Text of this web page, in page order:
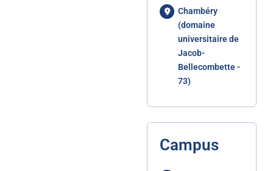
Chambéry
(domaine
universitaire de
Jacob-
Bellecombette -
73)
Campus